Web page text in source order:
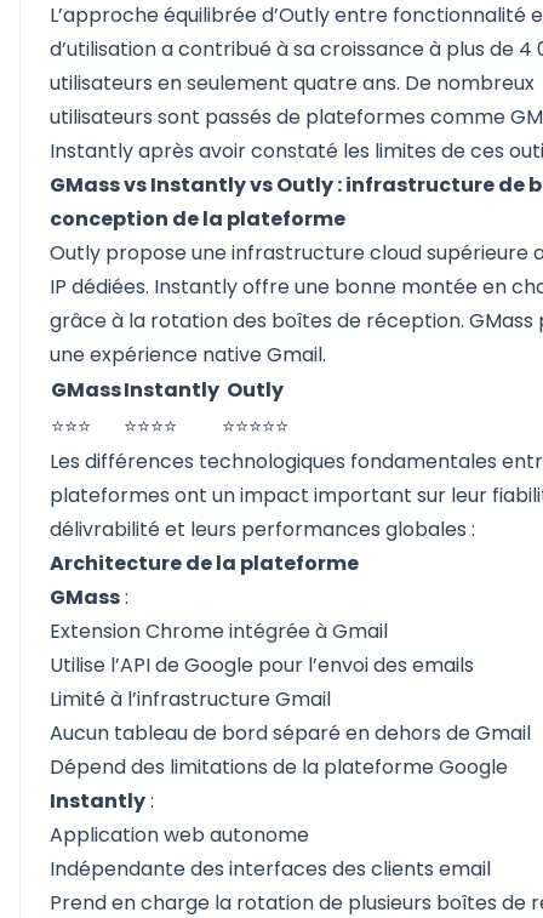
L’approche équilibrée d’Outly entre fonctionnalité
d’utilisation a contribué à sa croissance à plus de 4
utilisateurs en seulement quatre ans. De nombreux
utilisateurs sont passés de plateformes comme
Instantly après avoir constaté les limites de ces
GMass vs Instantly vs Outly : infrastructure de
conception de la plateforme
Outly propose une infrastructure cloud supérieure
IP dédiées. Instantly offre une bonne montée en
grâce à la rotation des boîtes de réception. GMass
une expérience native Gmail.
GMassInstantly Outly
⭐⭐⭐
⭐⭐⭐⭐
⭐⭐⭐⭐⭐
Les différences technologiques fondamentales
plateformes ont un impact important sur leur
délivrabilité et leurs performances globales :
Architecture de la plateforme
GMass:
Extension Chrome intégrée à Gmail
Utilise l’API de Google pour l’envoi des emails
Limité à l’infrastructure Gmail
Aucun tableau de bord séparé en dehors de Gmail
Dépend des limitations de la plateforme Google
Instantly:
Application web autonome
Indépendante des interfaces des clients email
Prend en charge la rotation de plusieurs boîtes de